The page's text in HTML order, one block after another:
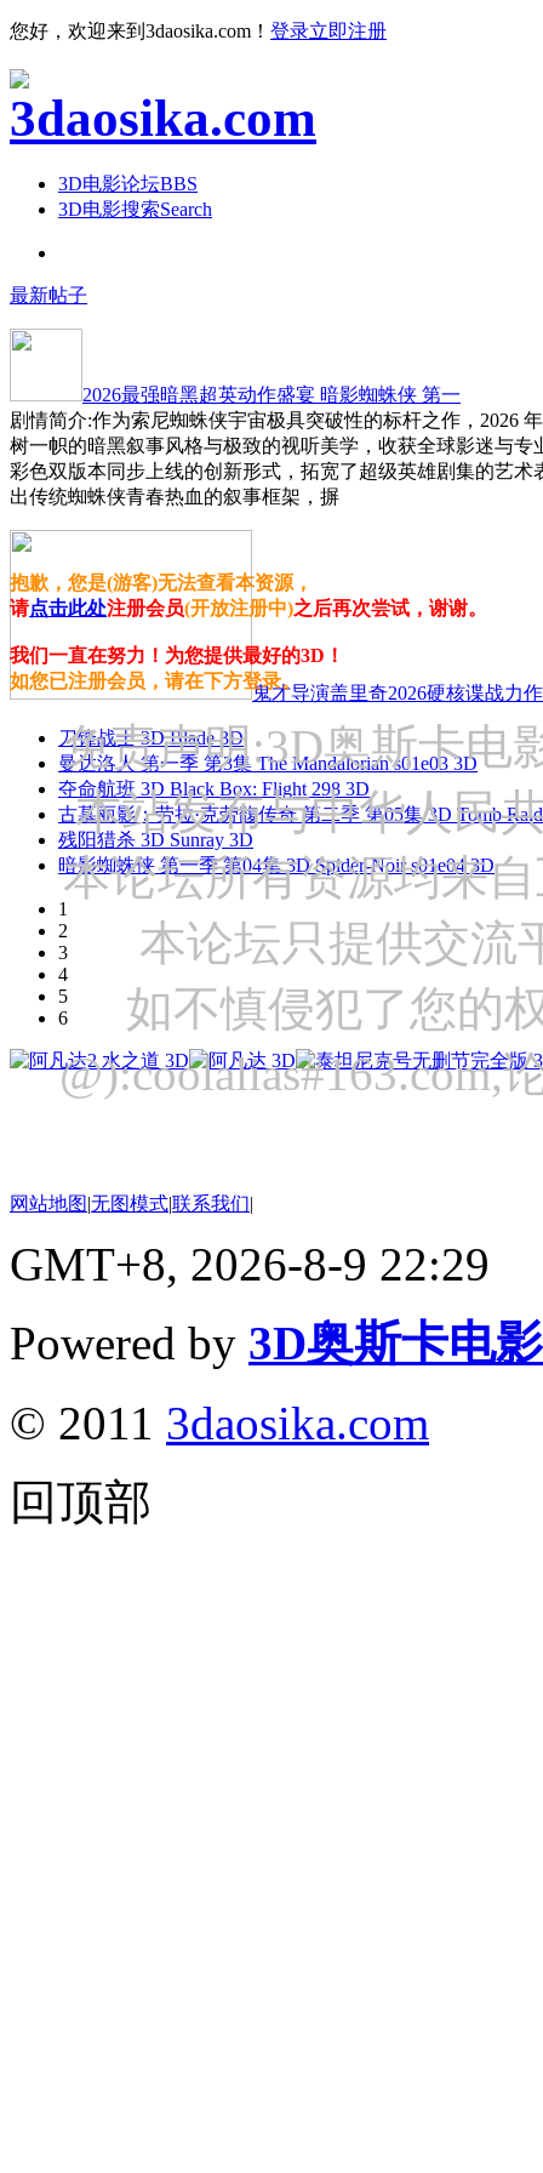
您好，欢迎来到3daosika.com！ 登录立即注册
3D电影论坛BBS
3D电影搜索Search
最新帖子
2026最强暗黑超英动作盛宴 暗影蜘蛛侠 第一
剧情简介:作为索尼蜘蛛侠宇宙极具突破性的标杆之作，2026
树一帜的暗黑叙事风格与极致的视听美学，收获全球影迷与
彩色双版本同步上线的创新形式，拓宽了超级英雄剧集的艺
出传统蜘蛛侠青春热血的叙事框架，摒
鬼才导演盖里奇2026硬核谍战力
刀锋战士 3D Blade 3D
曼达洛人 第一季 第3集 The Mandalorian s01e03 3D
夺命航班 3D Black Box: Flight 298 3D
古墓丽影：劳拉·克劳馥传奇 第二季 第05集 3D Tomb
残阳猎杀 3D Sunray 3D
暗影蜘蛛侠 第一季 第04集 3D Spider-Noir s01e04 3D
1
2
3
4
5
6
抱歉，您是(游客)无法查看本资源，
请点击此处注册会员(开放注册中)之后再次尝试，谢谢。
我们一直在努力！为您提供最好的3D！
如您已注册会员，请在下方登录。
免责声明:3D奥斯卡电
本站发布与中华人民
本论坛所有资源均来
本论坛只提供交流
如不慎侵犯了您的
网站地图|无图模式|联系我们|
GMT+8, 2026-8-9 22:29
Powered by 3D奥斯卡电
© 2011 3daosika.com
回顶部